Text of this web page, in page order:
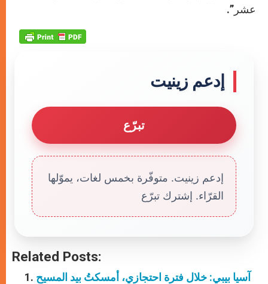
عشر”.
إدعم زينيت
تبرّع
إدعم زينيت. متوفّرة بخمس لغات، يموّلها
القرّاء. إشترك تبرّع
Related Posts:
آسيا بيبي: خلال فترة احتجازي، أمسكتُ بيد المسيح